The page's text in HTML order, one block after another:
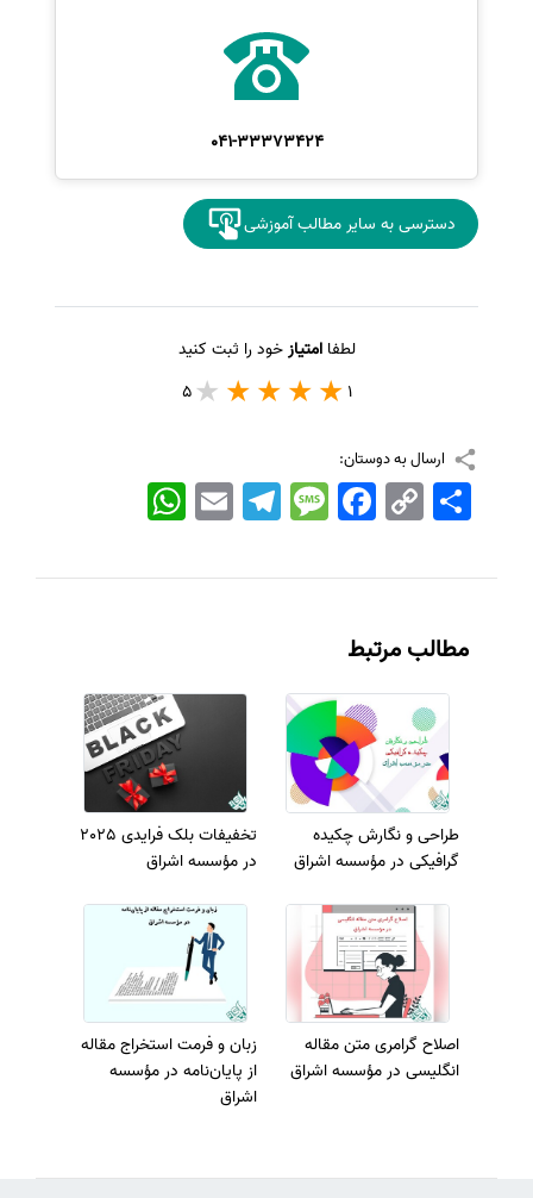
041-33373424
دسترسی به سایر مطالب آموزشی
لطفاامتیازخود را ثبت کنید
1
5
ارسال به دوستان:
WhatsApp EmailTelegramMessageFacebook Copy
Link
اشتراک
مطالب مرتبط
طراحی و نگارش چکیده
گرافیکی در مؤسسه اشراق
تخفیفات بلک فرایدی 2025
در مؤسسه اشراق
اصلاح گرامری متن مقاله
انگلیسی در مؤسسه اشراق
زبان و فرمت استخراج مقاله
از پایان‌نامه در مؤسسه
اشراق